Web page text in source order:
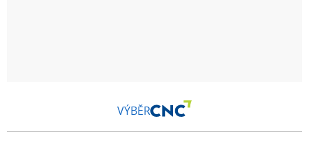
VÝBĚR